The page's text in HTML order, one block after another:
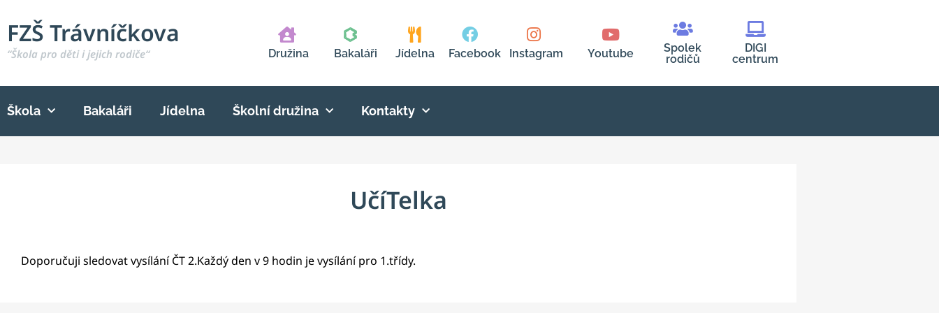
FZŠ Trávníčkova
“Škola pro děti i jejich rodiče“ Družina Bakaláři Jídelna Facebook Instagram Youtube
Spolek
rodičů
DIGI
centrum
Škola Bakaláři Jídelna Školní družina Kontakty
UčíTelka
Doporučuji sledovat vysílání ČT 2.Každý den v 9 hodin je vysílání pro 1.třídy.